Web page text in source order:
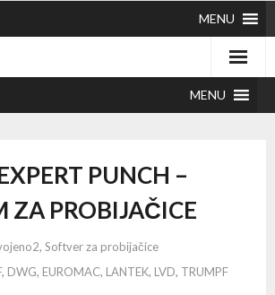
MENU
MENU
PUNCH –
ZA PROBIJAČICE
, Softver za probijačice
, DWG, EUROMAC, LANTEK, LVD, TRUMPF